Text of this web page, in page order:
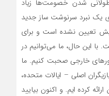
شدن خصومت‌ها زیاد
یک نبرد سرنوشت ساز جدید
تعیین نشده است و برای
با این حال، ما‌ می‌توانیم در
خارجی صحبت کنیم. ما
اصلی – ایالات متحده،
کرده ایم. و اکنون بیایید